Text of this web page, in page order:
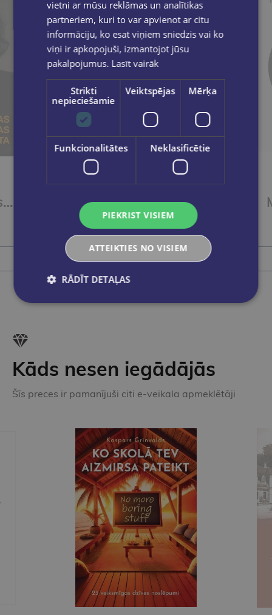
Franas Lībovicas lasāmgrāmata Stāsti vieglajā valodā 3. grāmata
Ielikt grozā
Kāds nesen iegādājās
Šīs preces ir pamanījuši citi e-veikala apmeklētāji
vietni ar mūsu reklāmas un analītikas
partneriem, kuri to var apvienot ar citu
informāciju, ko esat viņiem sniedzis vai ko
viņi ir apkopojuši, izmantojot jūsu
pakalpojumus. Lasīt vairāk
Strikti
nepieciešamie
Veiktspējas Mērķa
Funkcionalitātes Neklasificētie
PIEKRIST VISIEM
ATTEIKTIES NO VISIEM
RĀDĪT DETAĻAS